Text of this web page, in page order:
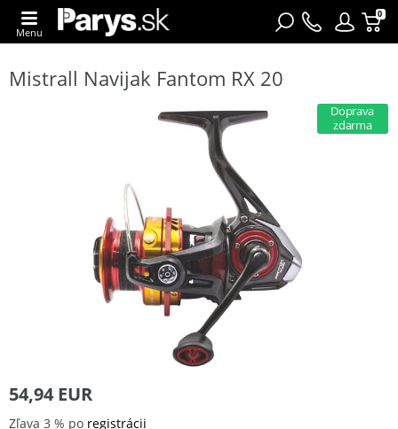
0
Menu
Mistrall Navijak Fantom RX 20
Doprava
zdarma
54,94 EUR
Zľava 3 % po registrácii